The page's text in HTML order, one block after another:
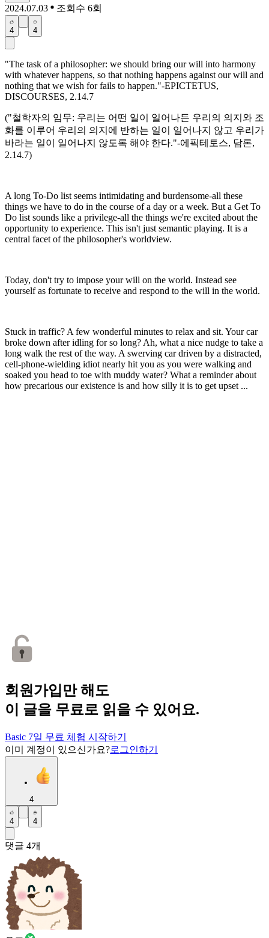
2024.07.03 조회수 6회
4 4
"The task of a philosopher: we should bring our will into harmony
with whatever happens, so that nothing happens against our will and
nothing that we wish for fails to happen."-EPICTETUS,
DISCOURSES, 2.14.7
("철학자의 임무: 우리는 어떤 일이 일어나든 우리의 의지와 조
화를 이루어 우리의 의지에 반하는 일이 일어나지 않고 우리가
바라는 일이 일어나지 않도록 해야 한다."-에픽테토스, 담론,
2.14.7)
A long To-Do list seems intimidating and burdensome-all these
things we have to do in the course of a day or a week. But a Get To
Do list sounds like a privilege-all the things we're excited about the
opportunity to experience. This isn't just semantic playing. It is a
central facet of the philosopher's worldview.
Today, don't try to impose your will on the world. Instead see
yourself as fortunate to receive and respond to the will in the world.
Stuck in traffic? A few wonderful minutes to relax and sit. Your car
broke down after idling for so long? Ah, what a nice nudge to take a
long walk the rest of the way. A swerving car driven by a distracted,
cell-phone-wielding idiot nearly hit you as you were walking and
soaked you head to toe with muddy water? What a reminder about
how precarious our existence is and how silly it is to get upset ...
회원가입만 해도
이 글을 무료로 읽을 수 있어요.
Basic 7일 무료 체험 시작하기
이미 계정이 있으신가요?로그인하기
4
4 4
댓글 4개